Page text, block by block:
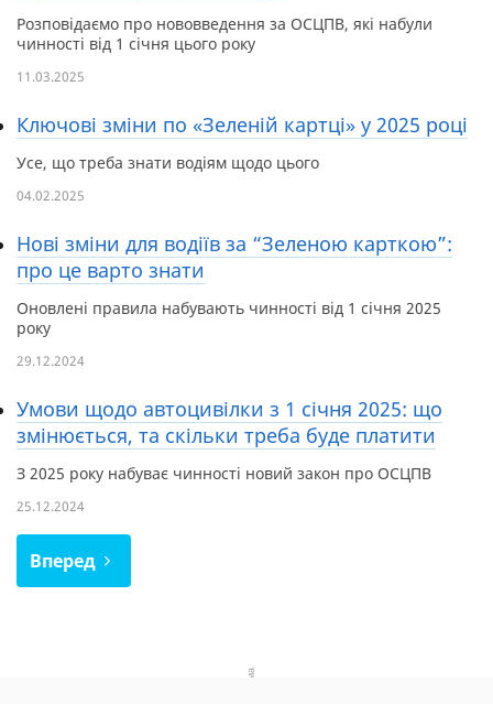
Розповідаємо про нововведення за ОСЦПВ, які набули
чинності від 1 січня цього року
11.03.2025
Ключові зміни по «Зеленій картці» у 2025 році
Усе, що треба знати водіям щодо цього
04.02.2025
Нові зміни для водіїв за “Зеленою карткою”:
про це варто знати
Оновлені правила набувають чинності від 1 січня 2025
року
29.12.2024
Умови щодо автоцивілки з 1 січня 2025: що
змінюється, та скільки треба буде платити
З 2025 року набуває чинності новий закон про ОСЦПВ
25.12.2024
Вперед